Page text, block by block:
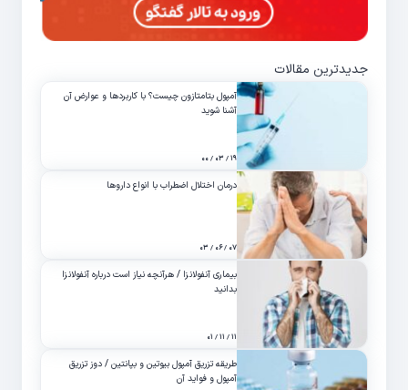
جدیدترین مقالات
آمپول بتامتازون چیست؟ با کاربردها و عوارض آن
آشنا شوید
۱۹ / ۰۳ / ۰۰
درمان اختلال اضطراب با انواع داروها
۰۷ / ۰۶ / ۰۳
بیماری آنفولانزا / هرآنچه نیاز است درباره آنفولانزا
بدانید
۱۱ / ۱۱ / ۰۱
طریقه تزریق آمپول بیوتین و بپانتین / دوز تزریق
آمپول و فواید آن